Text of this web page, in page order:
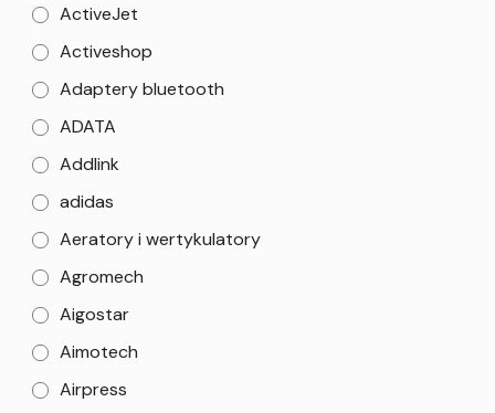
ActiveJet
Activeshop
Adaptery bluetooth
ADATA
Addlink
adidas
Aeratory i wertykulatory
Agromech
Aigostar
Aimotech
Airpress